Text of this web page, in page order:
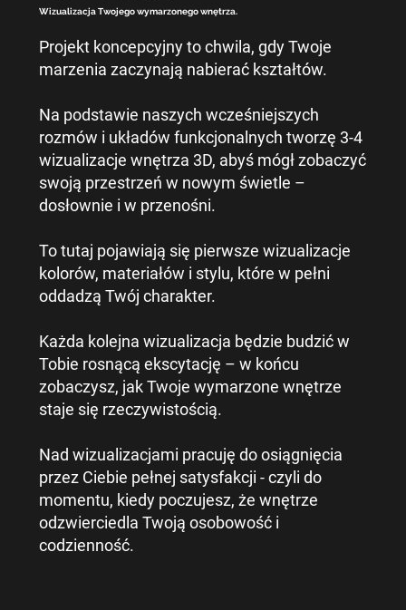
Wizualizacja Twojego wymarzonego wnętrza.
Projekt koncepcyjny to chwila, gdy Twoje
marzenia zaczynają nabierać kształtów.
Na podstawie naszych wcześniejszych
rozmów i układów funkcjonalnych tworzę 3-4
wizualizacje wnętrza 3D, abyś mógł zobaczyć
swoją przestrzeń w nowym świetle –
dosłownie i w przenośni.
To tutaj pojawiają się pierwsze wizualizacje
kolorów, materiałów i stylu, które w pełni
oddadzą Twój charakter.
Każda kolejna wizualizacja będzie budzić w
Tobie rosnącą ekscytację – w końcu
zobaczysz, jak Twoje wymarzone wnętrze
staje się rzeczywistością.
Nad wizualizacjami pracuję do osiągnięcia
przez Ciebie pełnej satysfakcji - czyli do
momentu, kiedy poczujesz, że wnętrze
odzwierciedla Twoją osobowość i
codzienność.